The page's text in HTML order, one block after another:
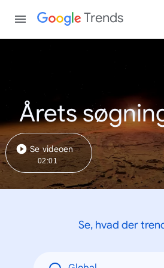
Trends
Årets
Se videoen
02:01
Se, hvad der